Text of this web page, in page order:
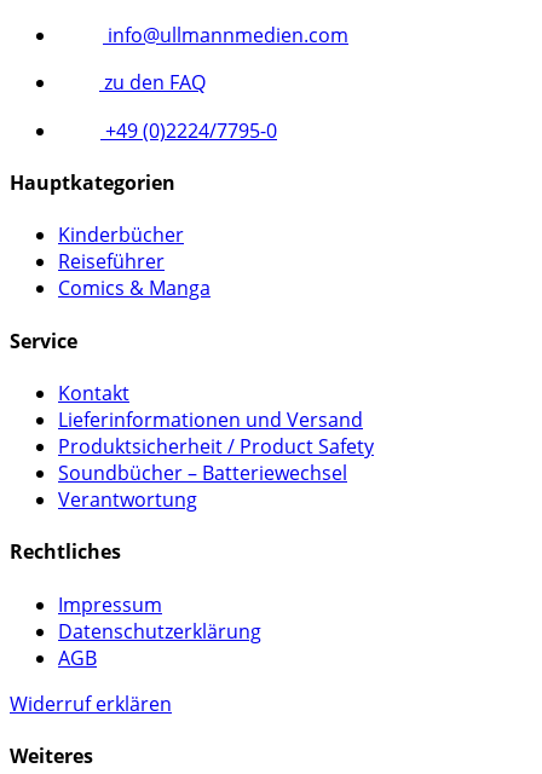
info@ullmannmedien.com
zu den FAQ
+49 (0)2224/7795-0
Hauptkategorien
Kinderbücher
Reiseführer
Comics & Manga
Service
Kontakt
Lieferinformationen und Versand
Produktsicherheit / Product Safety
Soundbücher – Batteriewechsel
Verantwortung
Rechtliches
Impressum
Datenschutzerklärung
AGB
Widerruf erklären
Weiteres